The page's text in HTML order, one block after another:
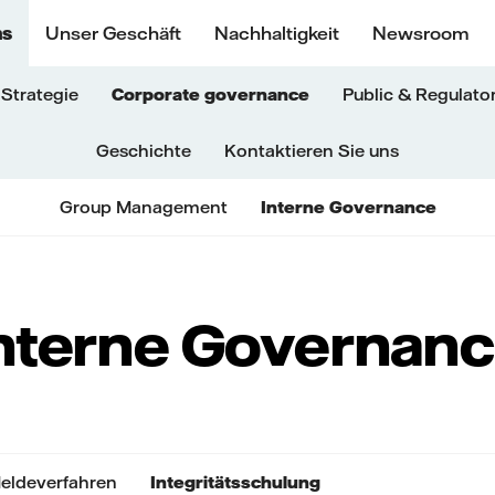
Unser Geschäft Nachhaltigkeit Newsroom
Corporate governance Public &
Geschichte Kontaktieren Sie uns
Group Management Interne Governance
Integritätsschulung